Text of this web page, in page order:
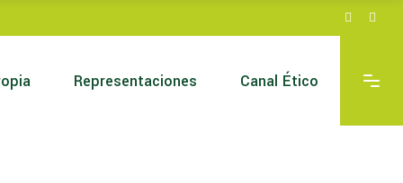
Representaciones Canal Ético